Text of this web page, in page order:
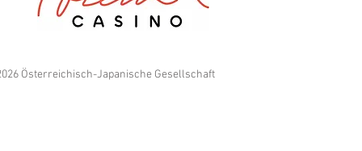
Österreichisch-Japanische Gesellschaft